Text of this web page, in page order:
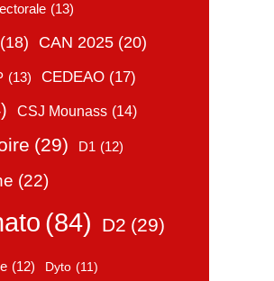
(13)
(18) CAN 2025 (20)
(13) CEDEAO (17)
CSJ Mounass (14)
(29) D1 (12)
(22)
(84) D2 (29)
(12) Dyto (11)